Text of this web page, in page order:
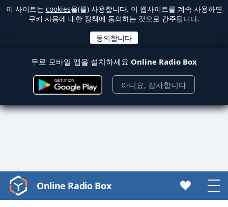
이 사이트는 cookies을(를) 사용합니다. 이 웹사이트를 계속 사용하면
쿠키 사용에 대한 정책에 동의하는 것으로 간주됩니다.
무료 모바일 앱을 설치하세요 Online Radio Box
아니요, 감사합니다
Video
Player
Online Radio Box